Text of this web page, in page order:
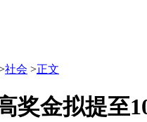
社会 >正文
奖金拟提至